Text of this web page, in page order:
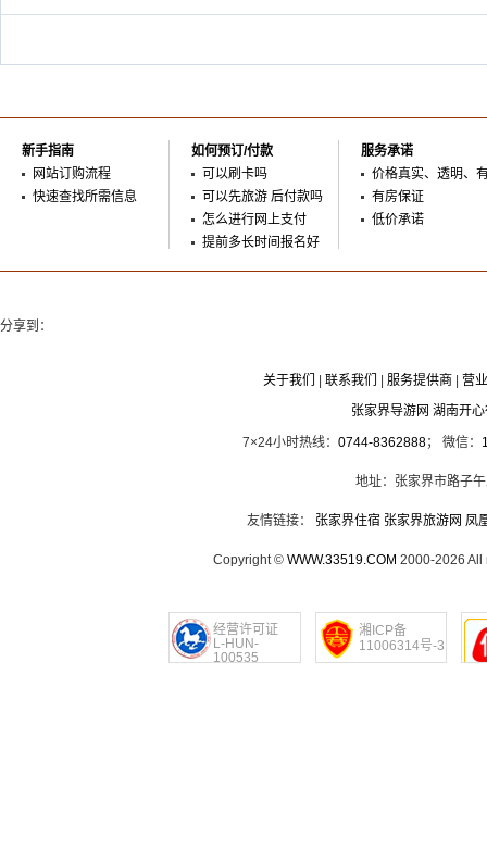
新手指南
网站订购流程
快速查找所需信息
如何预订/付款
可以刷卡吗
可以先旅游 后付款吗
怎么进行网上支付
提前多长时间报名好
服务承诺
价格真实、透明、
有房保证
低价承诺
分享到：
关于我们 联系我们 服务提供商
营
张家界导游网 湖南开
7×24小时热线： 0744-8362888； 微信：
地址：张家界市路子
友情链接： 张家界住宿 张家界旅游网 凤
Copyright © WWW.33519.COM 2000-2026 All
经营许可证
L-HUN-
100535
湘ICP备
11006314号-3